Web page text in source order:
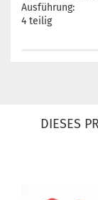
Ausführung:
4 teilig
DIESES